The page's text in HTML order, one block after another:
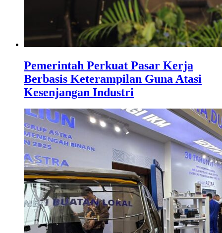
Pemerintah Perkuat Pasar Kerja
Berbasis Keterampilan Guna Atasi
Kesenjangan Industri